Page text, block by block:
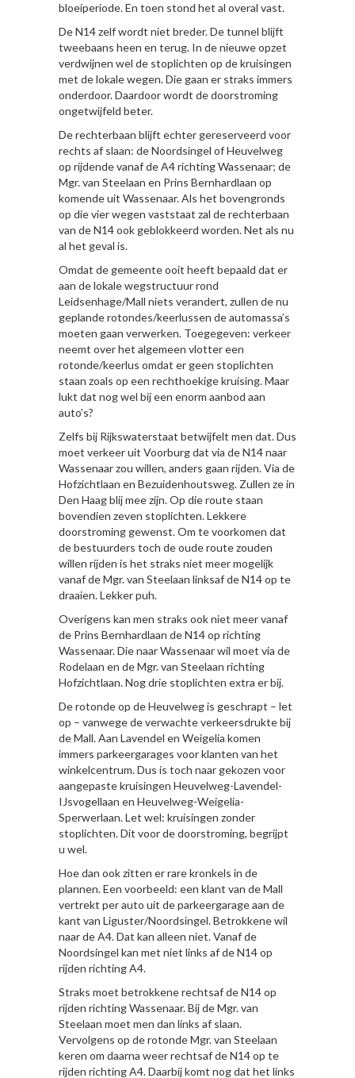
bloeiperiode. En toen stond het al overal vast.
De N14 zelf wordt niet breder. De tunnel blijft
tweebaans heen en terug. In de nieuwe opzet
verdwijnen wel de stoplichten op de kruisingen
met de lokale wegen. Die gaan er straks immers
onderdoor. Daardoor wordt de doorstroming
ongetwijfeld beter.
De rechterbaan blijft echter gereserveerd voor
rechts af slaan: de Noordsingel of Heuvelweg
op rijdende vanaf de A4 richting Wassenaar; de
Mgr. van Steelaan en Prins Bernhardlaan op
komende uit Wassenaar. Als het bovengronds
op die vier wegen vaststaat zal de rechterbaan
van de N14 ook geblokkeerd worden. Net als nu
al het geval is.
Omdat de gemeente ooit heeft bepaald dat er
aan de lokale wegstructuur rond
Leidsenhage/Mall niets verandert, zullen de nu
geplande rotondes/keerlussen de automassa’s
moeten gaan verwerken. Toegegeven: verkeer
neemt over het algemeen vlotter een
rotonde/keerlus omdat er geen stoplichten
staan zoals op een rechthoekige kruising. Maar
lukt dat nog wel bij een enorm aanbod aan
auto’s?
Zelfs bij Rijkswaterstaat betwijfelt men dat. Dus
moet verkeer uit Voorburg dat via de N14 naar
Wassenaar zou willen, anders gaan rijden. Via de
Hofzichtlaan en Bezuidenhoutsweg. Zullen ze in
Den Haag blij mee zijn. Op die route staan
bovendien zeven stoplichten. Lekkere
doorstroming gewenst. Om te voorkomen dat
de bestuurders toch de oude route zouden
willen rijden is het straks niet meer mogelijk
vanaf de Mgr. van Steelaan linksaf de N14 op te
draaien. Lekker puh.
Overigens kan men straks ook niet meer vanaf
de Prins Bernhardlaan de N14 op richting
Wassenaar. Die naar Wassenaar wil moet via de
Rodelaan en de Mgr. van Steelaan richting
Hofzichtlaan. Nog drie stoplichten extra er bij.
De rotonde op de Heuvelweg is geschrapt – let
op – vanwege de verwachte verkeersdrukte bij
de Mall. Aan Lavendel en Weigelia komen
immers parkeergarages voor klanten van het
winkelcentrum. Dus is toch naar gekozen voor
aangepaste kruisingen Heuvelweg-Lavendel-
IJsvogellaan en Heuvelweg-Weigelia-
Sperwerlaan. Let wel: kruisingen zonder
stoplichten. Dit voor de doorstroming, begrijpt
u wel.
Hoe dan ook zitten er rare kronkels in de
plannen. Een voorbeeld: een klant van de Mall
vertrekt per auto uit de parkeergarage aan de
kant van Liguster/Noordsingel. Betrokkene wil
naar de A4. Dat kan alleen niet. Vanaf de
Noordsingel kan met niet links af de N14 op
rijden richting A4.
Straks moet betrokkene rechtsaf de N14 op
rijden richting Wassenaar. Bij de Mgr. van
Steelaan moet men dan links af slaan.
Vervolgens op de rotonde Mgr. van Steelaan
keren om daarna weer rechtsaf de N14 op te
rijden richting A4. Daarbij komt nog dat het links